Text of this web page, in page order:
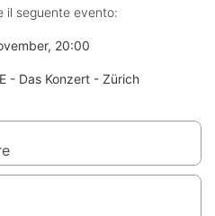
il seguente evento:
20:00
- Das Konzert - Zürich